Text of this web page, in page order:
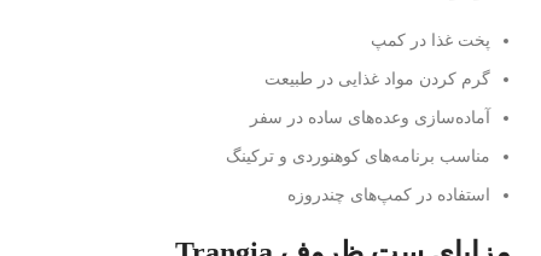
پخت غذا در کمپ
گرم کردن مواد غذایی در طبیعت
آماده‌سازی وعده‌های ساده در سفر
مناسب برنامه‌های کوهنوردی و ترکینگ
استفاده در کمپ‌های چندروزه